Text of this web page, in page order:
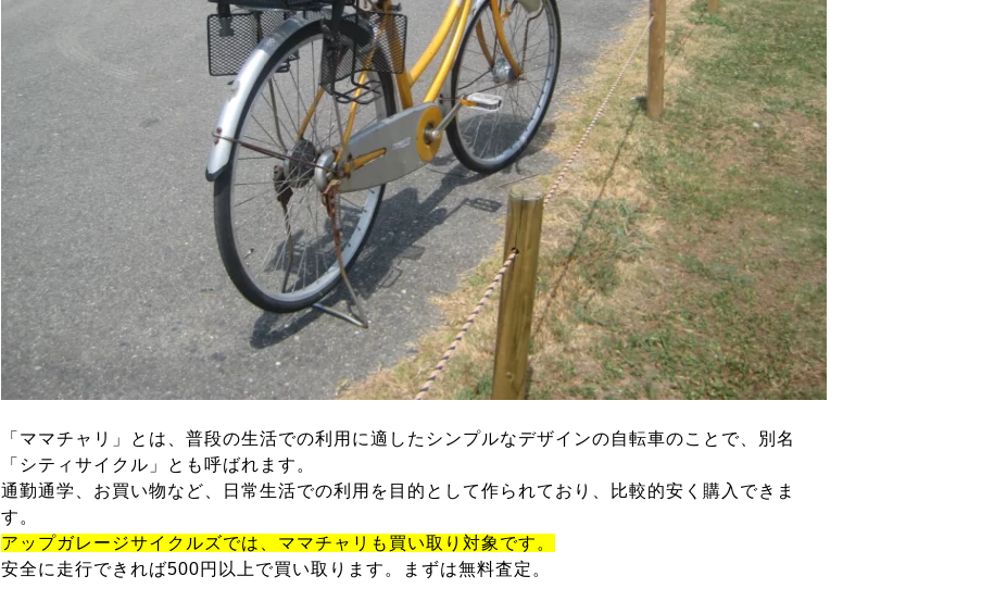
「ママチャリ」とは、普段の生活での利用に適したシンプルなデザインの自転車のことで、別名
「シティサイクル」とも呼ばれます。
通勤通学、お買い物など、日常生活での利用を目的として作られており、比較的安く購入できま
す。
アップガレージサイクルズでは、ママチャリも買い取り対象です。
安全に走行できれば500円以上で買い取ります。まずは無料査定。